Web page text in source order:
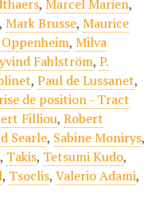
, Marcel Marien,
Mark Brusse, Maurice
, Milva
Fahlström, P.
, Paul de Lussanet,
de position - Tract
Filliou, Robert
Searle, Sabine Monirys,
, Takis, Tetsumi Kudo,
, Tsoclis, Valerio Adami,